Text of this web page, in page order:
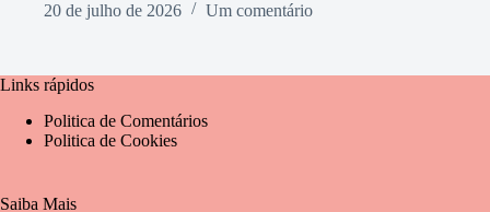
20 de julho de 2026
Um comentário
Links rápidos
Politica de Comentários
Politica de Cookies
Saiba Mais